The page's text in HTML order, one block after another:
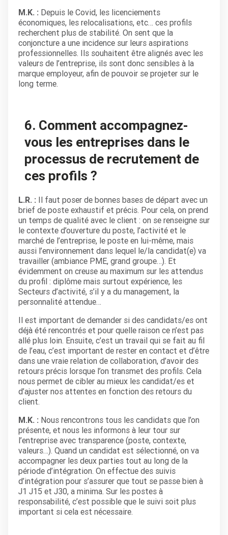
M.K. : Depuis le Covid, les licenciements
économiques, les relocalisations, etc… ces profils
recherchent plus de stabilité. On sent que la
conjoncture a une incidence sur leurs aspirations
professionnelles. Ils souhaitent être alignés avec les
valeurs de l’entreprise, ils sont donc sensibles à la
marque employeur, afin de pouvoir se projeter sur le
long terme.
6. Comment accompagnez-
vous les entreprises dans le
processus de recrutement de
ces profils ?
L.R. : Il faut poser de bonnes bases de départ avec un
brief de poste exhaustif et précis. Pour cela, on prend
un temps de qualité avec le client : on se renseigne sur
le contexte d’ouverture du poste, l’activité et le
marché de l’entreprise, le poste en lui-même, mais
aussi l’environnement dans lequel le/la candidat(e) va
travailler (ambiance PME, grand groupe…). Et
évidemment on creuse au maximum sur les attendus
du profil : diplôme mais surtout expérience, les
Secteurs d’activité, s’il y a du management, la
personnalité attendue…
Il est important de demander si des candidats/es ont
déjà été rencontrés et pour quelle raison ce n’est pas
allé plus loin. Ensuite, c’est un travail qui se fait au fil
de l’eau, c’est important de rester en contact et d’être
dans une vraie relation de collaboration, d’avoir des
retours précis lorsque l’on transmet des profils. Cela
nous permet de cibler au mieux les candidat/es et
d’ajuster nos attentes en fonction des retours du
client.
M.K. : Nous rencontrons tous les candidats que l’on
présente, et nous les informons à leur tour sur
l’entreprise avec transparence (poste, contexte,
valeurs…). Quand un candidat est sélectionné, on va
accompagner les deux parties tout au long de la
période d’intégration. On effectue des suivis
d’intégration pour s’assurer que tout se passe bien à
J1 J15 et J30, a minima. Sur les postes à
responsabilité, c’est possible que le suivi soit plus
important si cela est nécessaire.